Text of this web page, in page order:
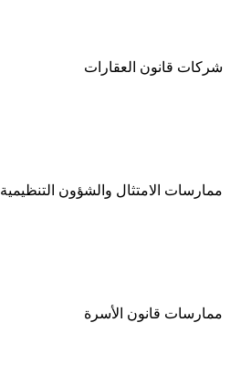
شركات قانون العقارات
ممارسات الامتثال والشؤون التنظيمية
ممارسات قانون الأسرة